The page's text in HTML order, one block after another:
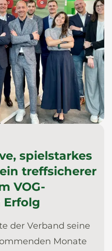
spielstarkes
treffsicherer
VOG-
der Verband seine
Monate